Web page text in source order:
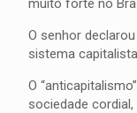
muito forte no
O senhor
sistema
O
sociedade